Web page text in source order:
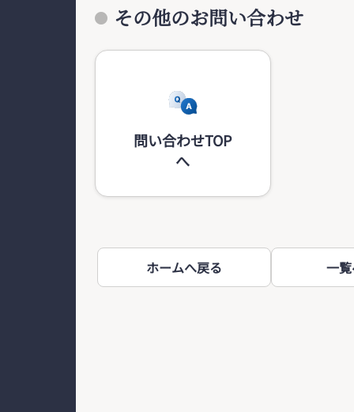
その他のお問い合わせ
問い合わせTOP
へ
ホームへ戻る 一